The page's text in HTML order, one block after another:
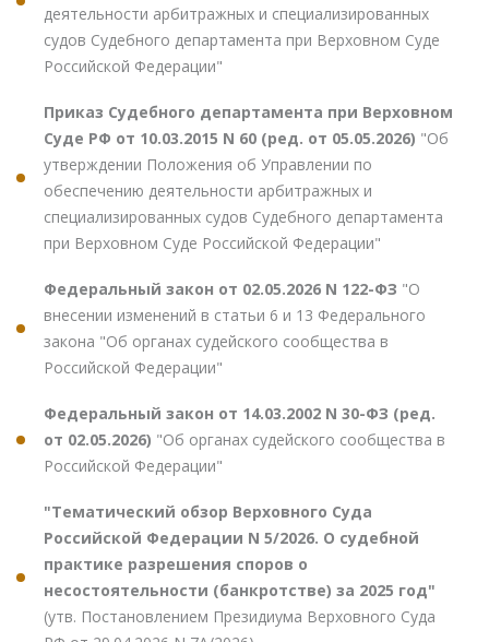
деятельности арбитражных и специализированных
судов Судебного департамента при Верховном Суде
Российской Федерации"
Приказ Судебного департамента при Верховном
Суде РФ от 10.03.2015 N 60 (ред. от 05.05.2026) "Об
утверждении Положения об Управлении по
обеспечению деятельности арбитражных и
специализированных судов Судебного департамента
при Верховном Суде Российской Федерации"
Федеральный закон от 02.05.2026 N 122-ФЗ "О
внесении изменений в статьи 6 и 13 Федерального
закона "Об органах судейского сообщества в
Российской Федерации"
Федеральный закон от 14.03.2002 N 30-ФЗ (ред.
от 02.05.2026) "Об органах судейского сообщества в
Российской Федерации"
"Тематический обзор Верховного Суда
Российской Федерации N 5/2026. О судебной
практике разрешения споров о
несостоятельности (банкротстве) за 2025 год"
(утв. Постановлением Президиума Верховного Суда